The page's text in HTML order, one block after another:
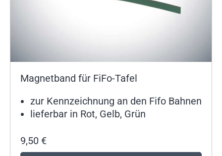
Magnetband für FiFo-Tafel
zur Kennzeichnung an den Fifo Bahnen
lieferbar in Rot, Gelb, Grün
9,50 €